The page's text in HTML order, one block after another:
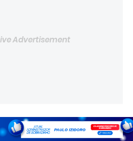
Advertisement